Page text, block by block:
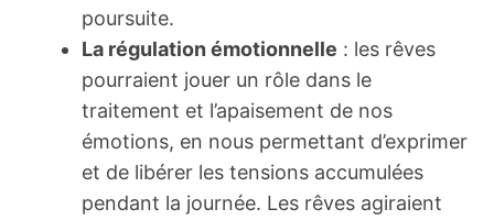
poursuite.
La régulation émotionnelle : les rêves
pourraient jouer un rôle dans le
traitement et l’apaisement de nos
émotions, en nous permettant d’exprimer
et de libérer les tensions accumulées
pendant la journée. Les rêves agiraient